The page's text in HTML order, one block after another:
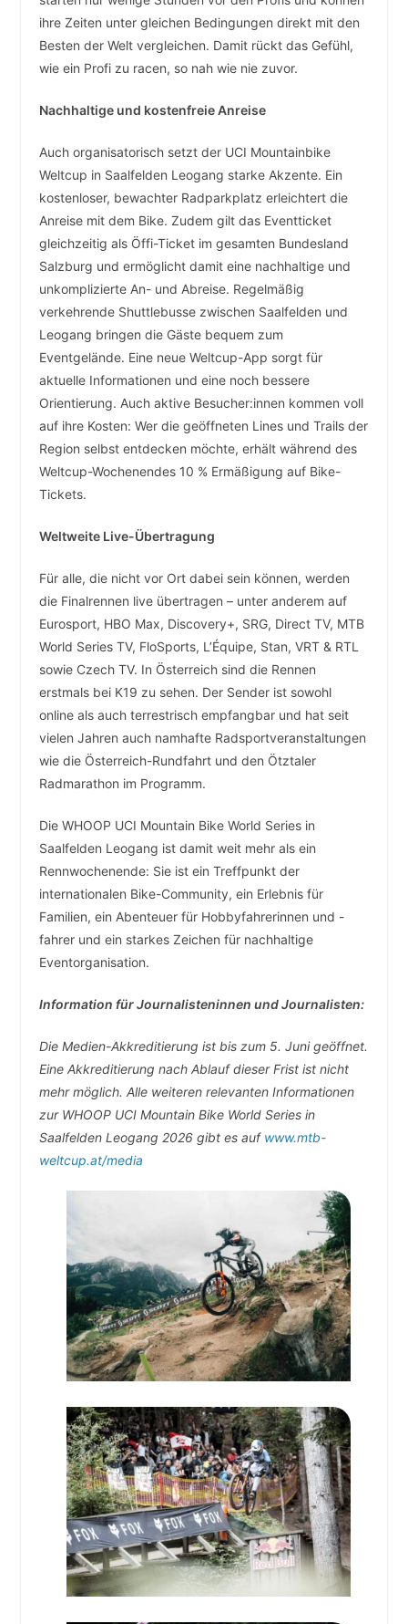
ihre Zeiten unter gleichen Bedingungen direkt mit den
Besten der Welt vergleichen. Damit rückt das Gefühl,
wie ein Profi zu racen, so nah wie nie zuvor.
Nachhaltige und kostenfreie Anreise
Auch organisatorisch setzt der UCI Mountainbike
Weltcup in Saalfelden Leogang starke Akzente. Ein
kostenloser, bewachter Radparkplatz erleichtert die
Anreise mit dem Bike. Zudem gilt das Eventticket
gleichzeitig als Öffi-Ticket im gesamten Bundesland
Salzburg und ermöglicht damit eine nachhaltige und
unkomplizierte An- und Abreise. Regelmäßig
verkehrende Shuttlebusse zwischen Saalfelden und
Leogang bringen die Gäste bequem zum
Eventgelände. Eine neue Weltcup-App sorgt für
aktuelle Informationen und eine noch bessere
Orientierung. Auch aktive Besucher:innen kommen voll
auf ihre Kosten: Wer die geöffneten Lines und Trails der
Region selbst entdecken möchte, erhält während des
Weltcup-Wochenendes 10 % Ermäßigung auf Bike-
Tickets.
Weltweite Live-Übertragung
Für alle, die nicht vor Ort dabei sein können, werden
die Finalrennen live übertragen – unter anderem auf
Eurosport, HBO Max, Discovery+, SRG, Direct TV, MTB
World Series TV, FloSports, L’Équipe, Stan, VRT & RTL
sowie Czech TV. In Österreich sind die Rennen
erstmals bei K19 zu sehen. Der Sender ist sowohl
online als auch terrestrisch empfangbar und hat seit
vielen Jahren auch namhafte Radsportveranstaltungen
wie die Österreich-Rundfahrt und den Ötztaler
Radmarathon im Programm.
Die WHOOP UCI Mountain Bike World Series in
Saalfelden Leogang ist damit weit mehr als ein
Rennwochenende: Sie ist ein Treffpunkt der
internationalen Bike-Community, ein Erlebnis für
Familien, ein Abenteuer für Hobbyfahrerinnen und -
fahrer und ein starkes Zeichen für nachhaltige
Eventorganisation.
Information für Journalisteninnen und Journalisten:
Die Medien-Akkreditierung ist bis zum 5. Juni geöffnet.
Eine Akkreditierung nach Ablauf dieser Frist ist nicht
mehr möglich. Alle weiteren relevanten Informationen
zur WHOOP UCI Mountain Bike World Series in
Saalfelden Leogang 2026 gibt es auf www.mtb-
weltcup.at/media